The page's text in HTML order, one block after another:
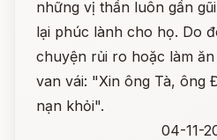
những vị thần luôn gần
lại phúc lành cho họ. Do
chuyện rủi ro hoặc làm
van vái: "Xin ông Tà, ông
nạn khỏi".
04-11-